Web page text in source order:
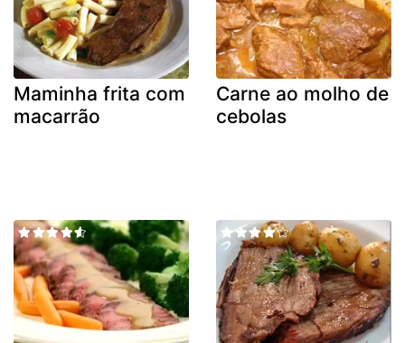
Maminha frita com
macarrão
Carne ao molho de
cebolas